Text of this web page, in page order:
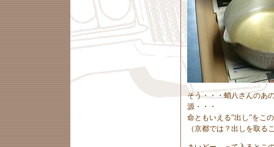
そう・・・蛸八さんのあ
源・・・
命ともいえる”出し”をこ
（京都では？出しを取る